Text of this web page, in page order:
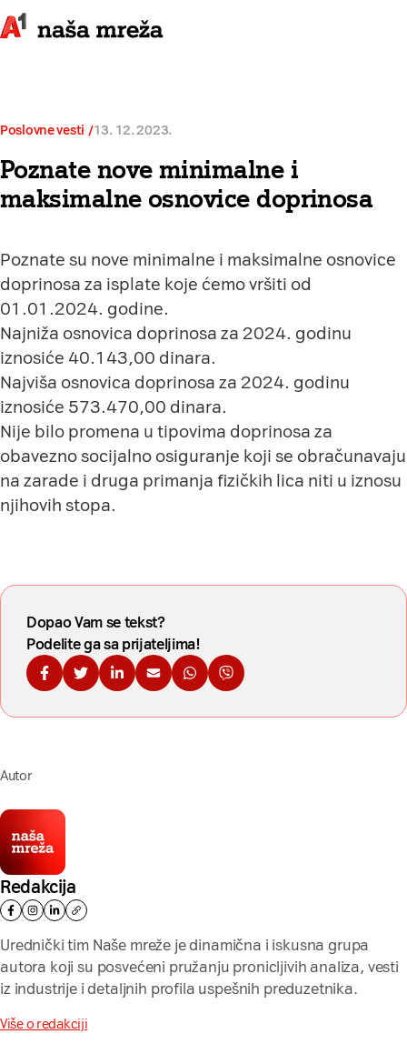
Poslovne vesti 13. 12. 2023.
Poznate nove minimalne i
maksimalne osnovice doprinosa
Poznate su nove minimalne i maksimalne osnovice
doprinosa za isplate koje ćemo vršiti od
01.01.2024. godine.
Najniža osnovica doprinosa za 2024. godinu
iznosiće 40.143,00 dinara.
Najviša osnovica doprinosa za 2024. godinu
iznosiće 573.470,00 dinara.
Nije bilo promena u tipovima doprinosa za
obavezno socijalno osiguranje koji se obračunavaju
na zarade i druga primanja fizičkih lica niti u iznosu
njihovih stopa.
Dopao Vam se tekst?
Podelite ga sa prijateljima!
Podelite na Fejsbuku
Podelite na Tviteru
Podelite na Linkdinu
Podelite na imejl
Podelite na WhatsApp
Podelite na Viberu
Autor
Redakcija
Urednički tim Naše mreže je dinamična i iskusna grupa
autora koji su posvećeni pružanju pronicljivih analiza, vesti
iz industrije i detaljnih profila uspešnih preduzetnika.
Više o redakciji